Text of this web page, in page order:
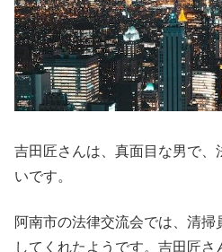
吉田匠さんは、真面目な男で、
いです。
阿南市の法律交流会では、清掃
してくれたようです。吉田匠さ